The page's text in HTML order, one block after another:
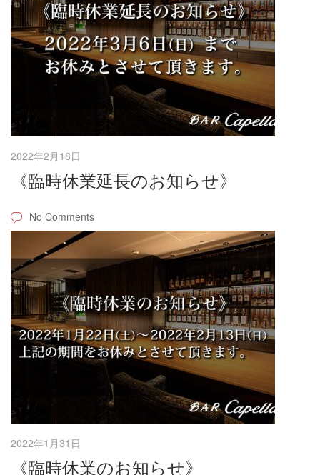
2022年2月18日
《臨時休業延長のお知らせ》
No Comments
2022年1月31日
《臨時休業のお知らせ》